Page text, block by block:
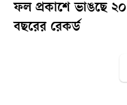
ফল প্রকাশে ভাঙছে ২০
বছরের রেকর্ড